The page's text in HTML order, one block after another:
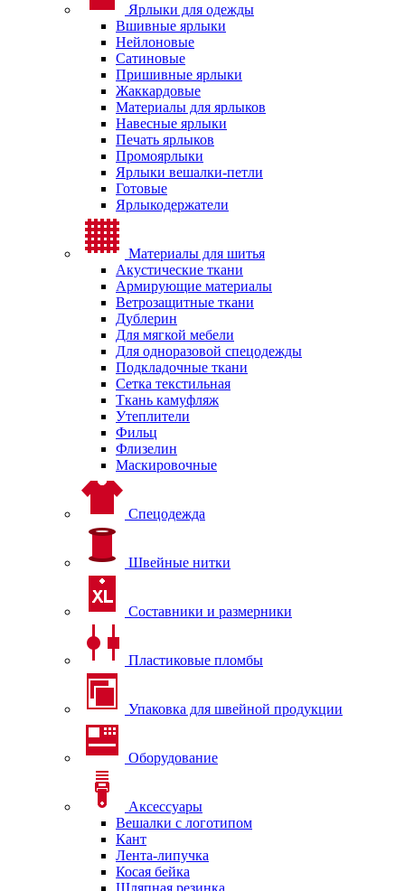
Ярлыки для одежды
Вшивные ярлыки
Нейлоновые
Сатиновые
Пришивные ярлыки
Жаккардовые
Материалы для ярлыков
Навесные ярлыки
Печать ярлыков
Промоярлыки
Ярлыки вешалки-петли
Готовые
Ярлыкодержатели
Материалы для шитья
Акустические ткани
Армирующие материалы
Ветрозащитные ткани
Дублерин
Для мягкой мебели
Для одноразовой спецодежды
Подкладочные ткани
Сетка текстильная
Ткань камуфляж
Утеплители
Фильц
Флизелин
Маскировочные
Спецодежда
Швейные нитки
Составники и размерники
Пластиковые пломбы
Упаковка для швейной продукции
Оборудование
Аксессуары
Вешалки с логотипом
Кант
Лента-липучка
Косая бейка
Шляпная резинка